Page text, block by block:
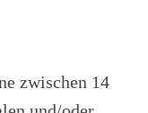
zwischen 14